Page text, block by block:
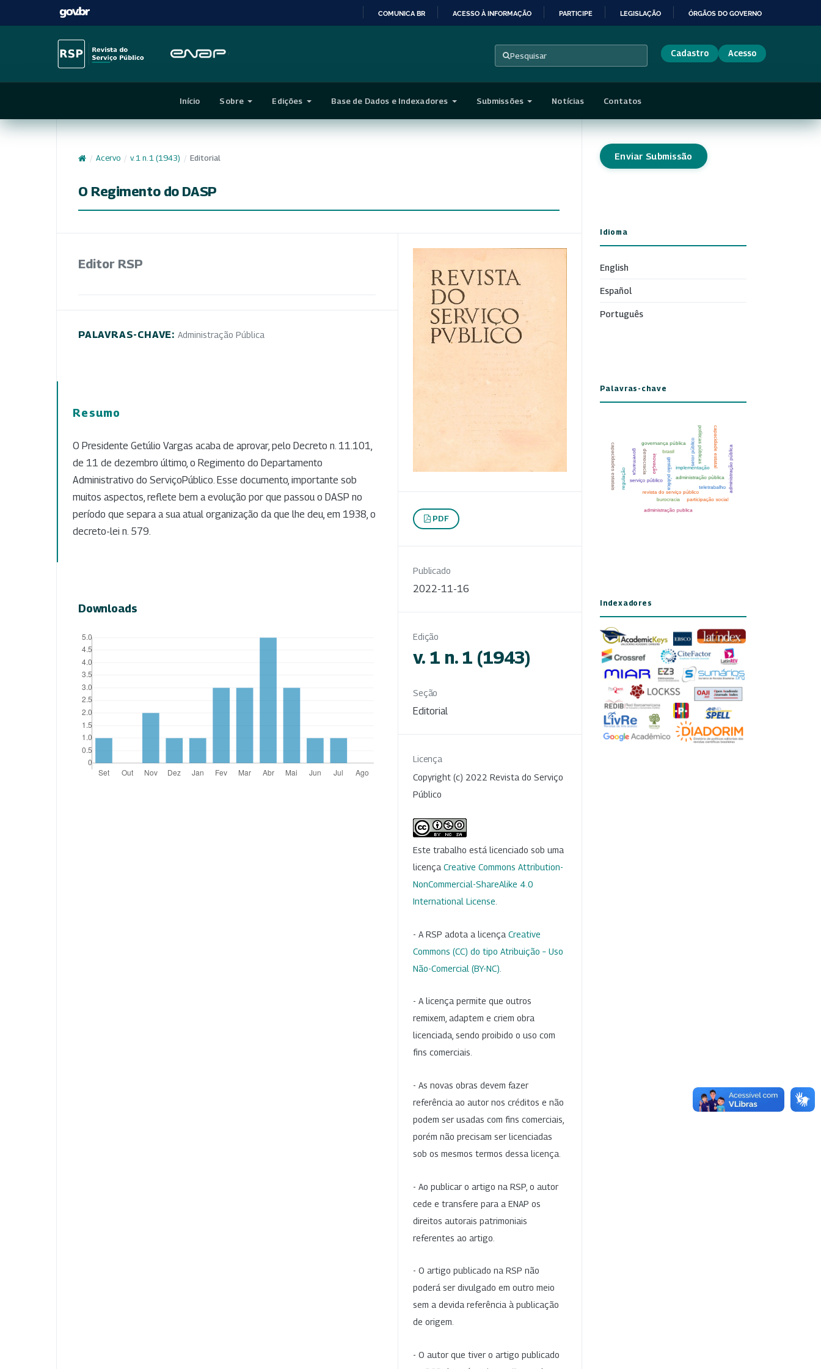
CONTEÚDO
COMUNICA BR ACESSO À INFORMAÇÃO PARTICIPE LEGISLAÇÃO ÓRGÃOS DO GOVERNO
Pesquisar Cadastro Acesso
Início Sobre Edições Base de Dados e Indexadores Submissões Notícias Contatos
/ Acervo / v. 1 n. 1 (1943) / Editorial
O Regimento do DASP
Editor RSP
PALAVRAS-CHAVE: Administração Pública
Resumo
O Presidente Getúlio Vargas acaba de aprovar, pelo Decreto n. 11.101,
de 11 de dezembro último, o Regimento do Departamento
Administrativo do ServiçoPúblico. Esse documento, importante sob
muitos aspectos, reflete bem a evolução por que passou o DASP no
período que separa a sua atual organização da que lhe deu, em 1938, o
decreto-lei n. 579.
Downloads
PDF
Publicado
2022-11-16
Edição
v. 1 n. 1 (1943)
Seção
Editorial
Licença
Copyright (c) 2022 Revista do Serviço
Público
Este trabalho está licenciado sob uma
licença Creative Commons Attribution-
NonCommercial-ShareAlike 4.0
International License
- A RSP adota a licença Creative
Commons (CC) do tipo Atribuição – Uso
Não-Comercial (BY-NC)
- A licença permite que outros
remixem, adaptem e criem obra
licenciada, sendo proibido o uso com
fins comerciais.
- As novas obras devem fazer
referência ao autor nos créditos e não
podem ser usadas com fins comerciais,
porém não precisam ser licenciadas
sob os mesmos termos dessa licença.
- Ao publicar o artigo na RSP, o autor
cede e transfere para a ENAP os
direitos autorais patrimoniais
referentes ao artigo.
- O artigo publicado na RSP não
poderá ser divulgado em outro meio
sem a devida referência à publicação
de origem.
- O autor que tiver o artigo publicado
Enviar Submissão
Idioma
English
Español
Português
Palavras-chave
Indexadores